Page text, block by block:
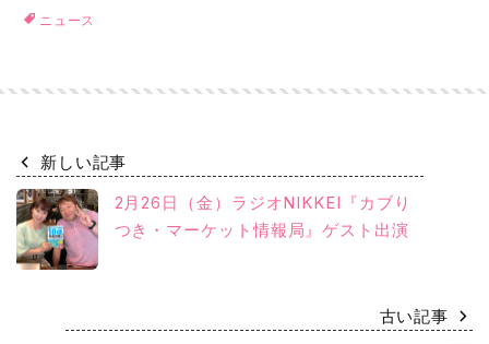
ニュース
新しい記事
2月26日（金）ラジオNIKKEI『カブり
つき・マーケット情報局』ゲスト出演
古い記事